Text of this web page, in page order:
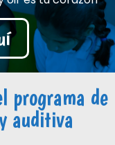
programa de
auditiva